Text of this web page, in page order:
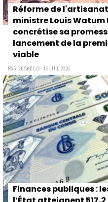
Réforme de l'artisanat
ministre Louis Watum
concrétise sa
lancement de la
viable
PAR DESKECO - 16 JUIL 2026
Finances publiques :